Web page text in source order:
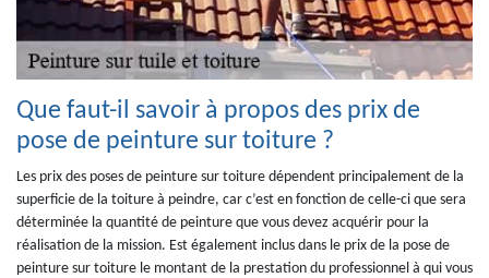
Que faut-il savoir à propos des prix de
pose de peinture sur toiture ?
Les prix des poses de peinture sur toiture dépendent principalement de la
superficie de la toiture à peindre, car c’est en fonction de celle-ci que sera
déterminée la quantité de peinture que vous devez acquérir pour la
réalisation de la mission. Est également inclus dans le prix de la pose de
peinture sur toiture le montant de la prestation du professionnel à qui vous